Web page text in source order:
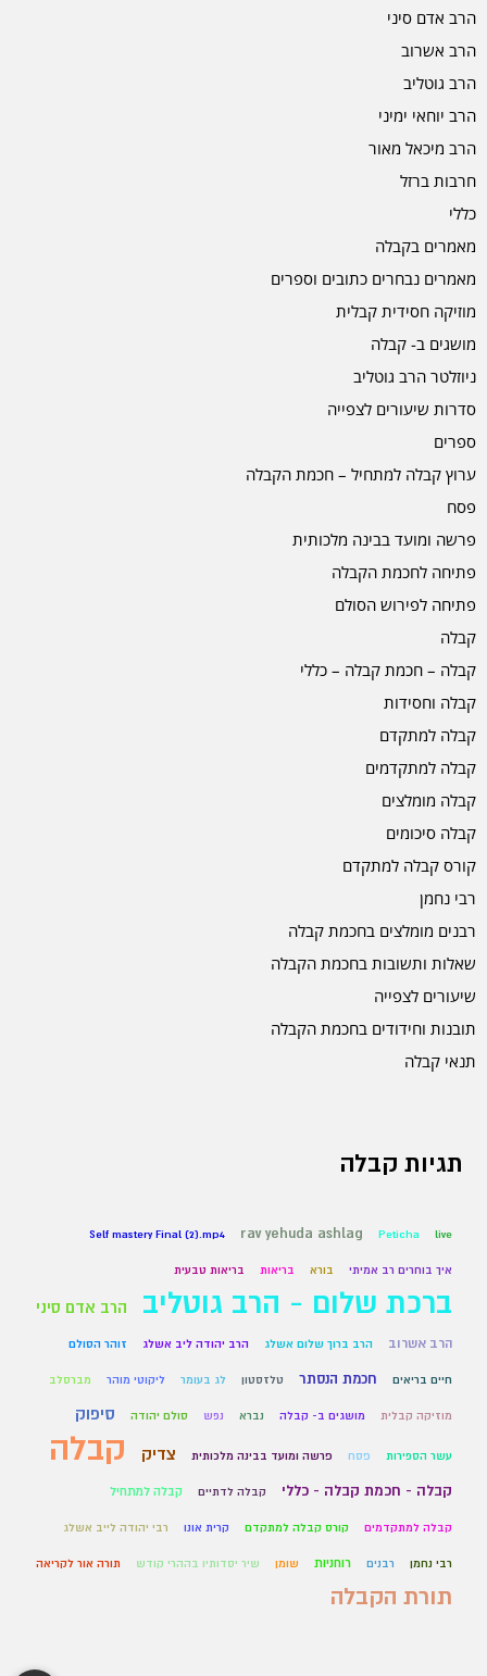
הרב אדם סיני
הרב אשרוב
הרב גוטליב
הרב יוחאי ימיני
הרב מיכאל מאור
חרבות ברזל
כללי
מאמרים בקבלה
מאמרים נבחרים כתובים וספרים
מוזיקה חסידית קבלית
מושגים ב- קבלה
ניוזלטר הרב גוטליב
סדרות שיעורים לצפייה
ספרים
ערוץ קבלה למתחיל – חכמת הקבלה
פסח
פרשה ומועד בבינה מלכותית
פתיחה לחכמת הקבלה
פתיחה לפירוש הסולם
קבלה
קבלה – חכמת קבלה – כללי
קבלה וחסידות
קבלה למתקדם
קבלה למתקדמים
קבלה מומלצים
קבלה סיכומים
קורס קבלה למתקדם
רבי נחמן
רבנים מומלצים בחכמת קבלה
שאלות ותשובות בחכמת הקבלה
שיעורים לצפייה
תובנות וחידודים בחכמת הקבלה
תנאי קבלה
תגיות קבלה
live
Peticha
rav yehuda ashlag
Self mastery Final (2).mp4
איך בוחרים רב אמיתי בורא בריאות בריאות טבעית
ברכת שלום - הרב גוטליב הרב אדם סיני
הרב אשרוב הרב ברוך שלום אשלג הרב יהודה ליב אשלג זוהר הסולם
חיים בריאים חכמת הנסתר טלזסטון לג בעומר ליקוטי מוהר מברסלב
מוזיקה קבלית מושגים ב- קבלה נברא נפש סולם יהודה סיפוק
עשר הספירות פסח פרשה ומועד בבינה מלכותית צדיק קבלה
קבלה - חכמת קבלה - כללי קבלה לדתיים קבלה למתחיל
קבלה למתקדמים קורס קבלה למתקדם קרית אונו רבי יהודה לייב אשלג
רבי נחמן רבנים רוחניות שומן שיר יסדותיו בההרי קודש תורה אור לקריאה
תורת הקבלה